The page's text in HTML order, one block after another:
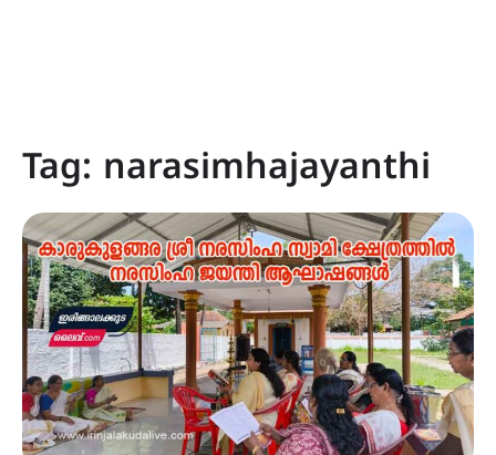
Tag: narasimhajayanthi